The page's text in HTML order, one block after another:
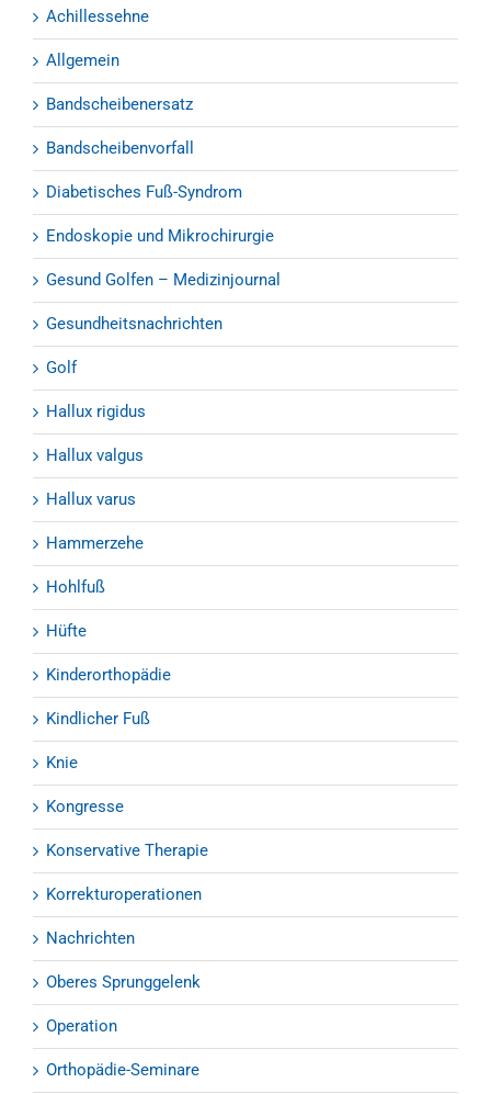
Achillessehne
Allgemein
Bandscheibenersatz
Bandscheibenvorfall
Diabetisches Fuß-Syndrom
Endoskopie und Mikrochirurgie
Gesund Golfen – Medizinjournal
Gesundheitsnachrichten
Golf
Hallux rigidus
Hallux valgus
Hallux varus
Hammerzehe
Hohlfuß
Hüfte
Kinderorthopädie
Kindlicher Fuß
Knie
Kongresse
Konservative Therapie
Korrekturoperationen
Nachrichten
Oberes Sprunggelenk
Operation
Orthopädie-Seminare